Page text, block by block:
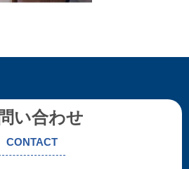
い合わせ
CONTACT